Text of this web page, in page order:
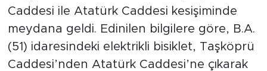
Caddesi ile Atatürk Caddesi kesişiminde
meydana geldi. Edinilen bilgilere göre, B.A.
(51) idaresindeki elektrikli bisiklet, Taşköprü
Caddesi’nden Atatürk Caddesi’ne çıkarak